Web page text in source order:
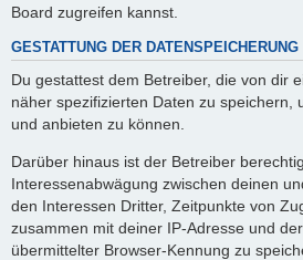
Board zugreifen kannst.
GESTATTUNG DER DATENSPEICHERUNG
Du gestattest dem Betreiber, die von dir
näher spezifizierten Daten zu speichern,
und anbieten zu können.
Darüber hinaus ist der Betreiber
Interessenabwägung zwischen deinen
den Interessen Dritter, Zeitpunkte von
zusammen mit deiner IP-Adresse und
übermittelter Browser-Kennung zu